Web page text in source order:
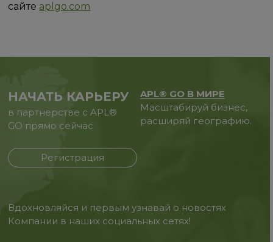
сайте aplgo.com
НАЧАТЬ КАРЬЕРУ
в партнерстве с APL®
GO прямо сейчас
Регистрация
APL® GO В МИРЕ
Масштабируй бизнес,
расширяй географию.
Вдохновляйся и первым узнавай о новостях
Компании в наших социальных сетях!